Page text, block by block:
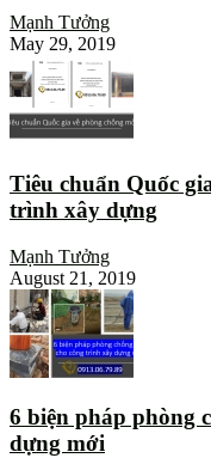
Mạnh Tưởng
May 29, 2019
Tiêu chuẩn Quốc
trình xây dựng
Mạnh Tưởng
August 21, 2019
6 biện pháp phòng
dựng mới